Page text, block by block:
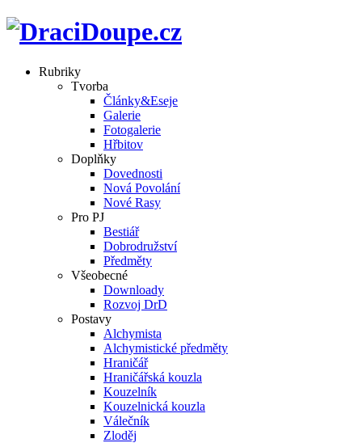
Rubriky
Tvorba
Články&Eseje
Galerie
Fotogalerie
Hřbitov
Doplňky
Dovednosti
Nová Povolání
Nové Rasy
Pro PJ
Bestiář
Dobrodružství
Předměty
Všeobecné
Downloady
Rozvoj DrD
Postavy
Alchymista
Alchymistické předměty
Hraničář
Hraničářská kouzla
Kouzelník
Kouzelnická kouzla
Válečník
Zloděj